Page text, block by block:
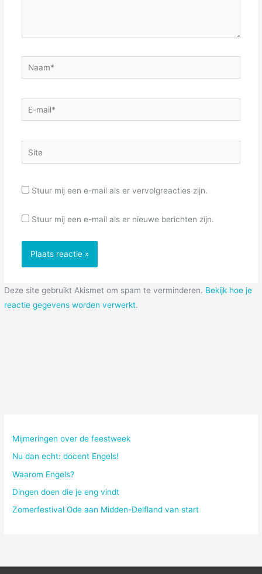
Naam*
E-
mail*
Site
Stuur mij een e-mail als er vervolgreacties zijn.
Stuur mij een e-mail als er nieuwe berichten zijn.
Deze site gebruikt Akismet om spam te verminderen. Bekijk hoe je
reactie gegevens worden verwerkt.
Mijmeringen over de feestweek
Nu dan echt: docent Engels!
Waarom Engels?
Dingen doen die je eng vindt
Zomerfestival Ode aan Midden-Delfland van start